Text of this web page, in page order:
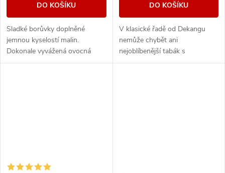
DO KOŠÍKU
Sladké borůvky doplněné
jemnou kyselostí malin.
Dokonale vyvážená ovocná
směs, která kombinuje sladké i
DO KOŠÍKU
V klasické řadě od Dekangu
nemůže chybět ani
nejoblíbenější tabák s
legendárním velbloudem.